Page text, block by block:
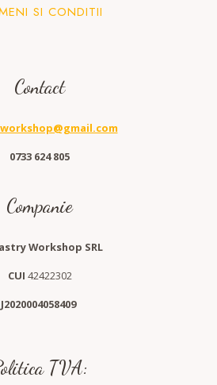
SI CONDITII
Contact
0733 624 805
Companie
Workshop SRL
CUI 42422302
J2020004058409
TVA: